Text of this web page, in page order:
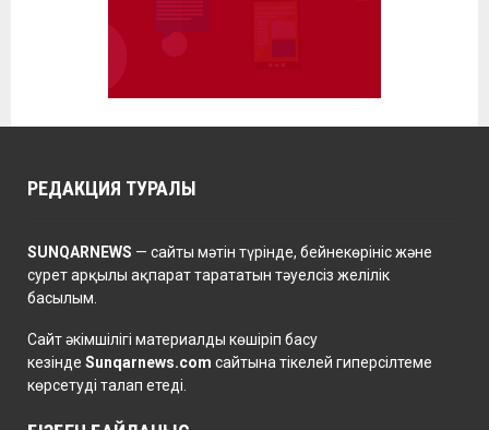
РЕДАКЦИЯ ТУРАЛЫ
SUNQARNEWS — сайты мәтін түрінде, бейнекөрініс және
сурет арқылы ақпарат тарататын тәуелсіз желілік
басылым.
Сайт әкімшілігі материалды көшіріп басу
кезінде Sunqarnews.com сайтына тікелей гиперсілтеме
көрсетуді талап етеді.